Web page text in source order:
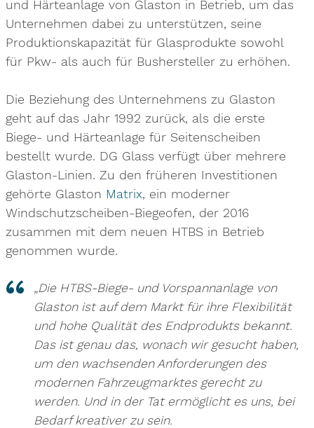
und Härteanlage von Glaston in Betrieb, um das
Unternehmen dabei zu unterstützen, seine
Produktionskapazität für Glasprodukte sowohl
für Pkw- als auch für Bushersteller zu erhöhen.
Die Beziehung des Unternehmens zu Glaston
geht auf das Jahr 1992 zurück, als die erste
Biege- und Härteanlage für Seitenscheiben
bestellt wurde. DG Glass verfügt über mehrere
Glaston-Linien. Zu den früheren Investitionen
gehörte Glaston Matrix, ein moderner
Windschutzscheiben-Biegeofen, der 2016
zusammen mit dem neuen HTBS in Betrieb
genommen wurde.
„Die HTBS-Biege- und Vorspannanlage von
Glaston ist auf dem Markt für ihre Flexibilität
und hohe Qualität des Endprodukts bekannt.
Das ist genau das, wonach wir gesucht haben,
um den wachsenden Anforderungen des
modernen Fahrzeugmarktes gerecht zu
werden. Und in der Tat ermöglicht es uns, bei
Bedarf kreativer zu sein.